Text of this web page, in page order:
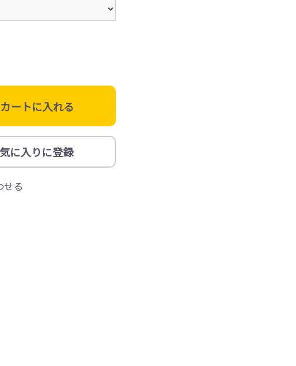
カートに入れる
に入りに登録
せる